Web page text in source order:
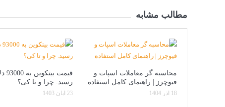
مطالب مشابه
محاسبه گر معاملات اسپات و
فیوچرز | راهنمای کامل استفاده
18 آذر 1404
قیمت
رسید. چرا و تا کی؟
23 آبان 1403